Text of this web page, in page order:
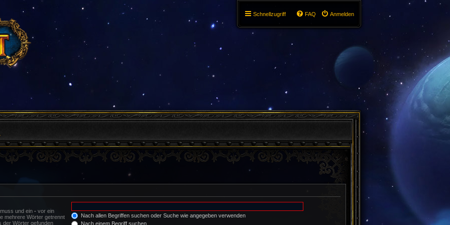
Schnellzugriff Anmelden
FAQ
und ein - vor ein
mehrere Wörter getrennt
der Wörter gefunden
Nach allen Begriffen suchen oder Suche wie angegeben verwenden
Nach einem Begriff suchen